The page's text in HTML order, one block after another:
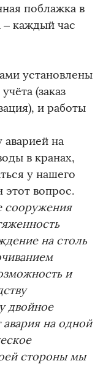
поблажка в
каждый час
установлены
(заказ
и работы
на
в кранах,
у нашего
этот вопрос.
сооружения
на столь
и
двойное
авария на одной
стороны мы